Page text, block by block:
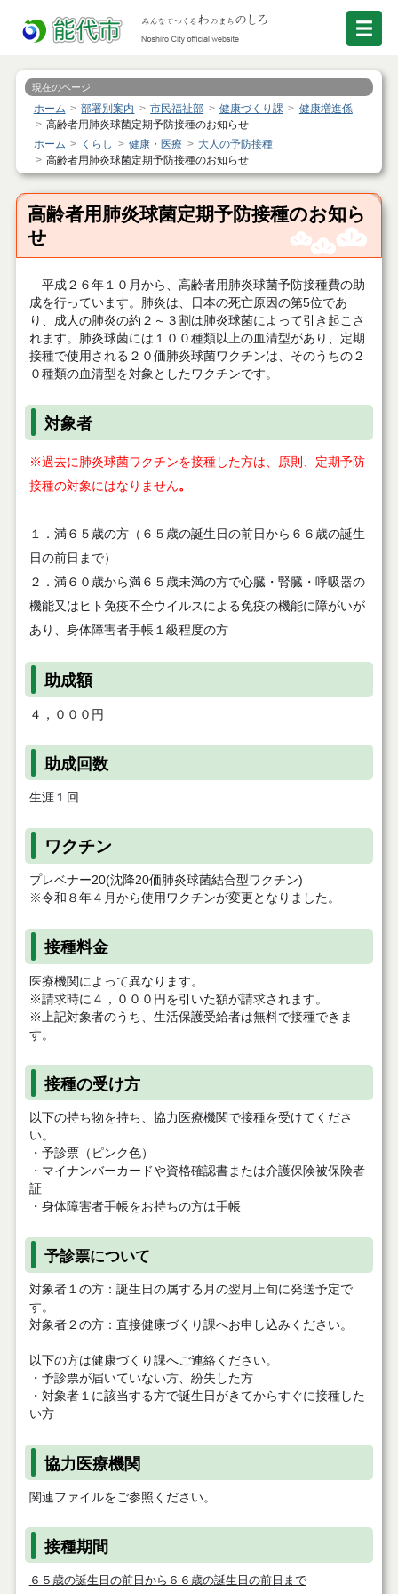
現在のページ
ホーム 部署別案内 市民福祉部 健康づくり課
健康増進係
高齢者用肺炎球菌定期予防接種のお知らせ
ホーム
くらし 健康・医療
大人の予防接種
高齢者用肺炎球菌定期予防接種のお知らせ
高齢者用肺炎球菌定期予防接種のお知ら
せ
平成２６年１０月から、高齢者用肺炎球菌予防接種費の助
成を行っています。肺炎は、日本の死亡原因の第5位であ
り、成人の肺炎の約２～３割は肺炎球菌によって引き起こさ
れます。肺炎球菌には１００種類以上の血清型があり、定期
接種で使用される２０価肺炎球菌ワクチンは、そのうちの２
０種類の血清型を対象としたワクチンです。
対象者
※過去に肺炎球菌ワクチンを接種した方は、原則、定期予防
接種の対象にはなりません。
１．満６５歳の方（６５歳の誕生日の前日から６６歳の誕生
日の前日まで）
２．満６０歳から満６５歳未満の方で心臓・腎臓・呼吸器の
機能又はヒト免疫不全ウイルスによる免疫の機能に障がいが
あり、身体障害者手帳１級程度の方
助成額
４，０００円
助成回数
生涯１回
ワクチン
プレベナー20(沈降20価肺炎球菌結合型ワクチン)
※令和８年４月から使用ワクチンが変更となりました。
接種料金
医療機関によって異なります。
※請求時に４，０００円を引いた額が請求されます。
※上記対象者のうち、生活保護受給者は無料で接種できま
す。
接種の受け方
以下の持ち物を持ち、協力医療機関で接種を受けてくださ
い。
・予診票（ピンク色）
・マイナンバーカードや資格確認書または介護保険被保険者
証
・身体障害者手帳をお持ちの方は手帳
予診票について
対象者１の方：誕生日の属する月の翌月上旬に発送予定で
す。
対象者２の方：直接健康づくり課へお申し込みください。
以下の方は健康づくり課へご連絡ください。
・予診票が届いていない方、紛失した方
・対象者１に該当する方で誕生日がきてからすぐに接種した
い方
協力医療機関
関連ファイルをご参照ください。
接種期間
６５歳の誕生日の前日から６６歳の誕生日の前日まで